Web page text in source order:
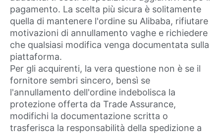
pagamento. La scelta più sicura è solitamente
quella di mantenere l'ordine su Alibaba, rifiutare
motivazioni di annullamento vaghe e richiedere
che qualsiasi modifica venga documentata sulla
piattaforma.
Per gli acquirenti, la vera questione non è se il
fornitore sembri sincero, bensì se
l'annullamento dell'ordine indebolisca la
protezione offerta da Trade Assurance,
modifichi la documentazione scritta o
trasferisca la responsabilità della spedizione a